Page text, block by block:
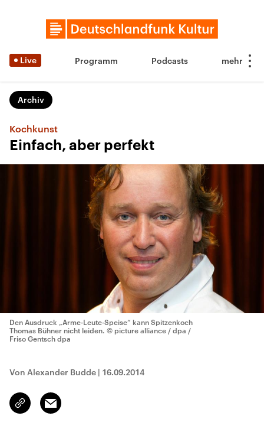
Live Programm Podcasts
Archiv
Kochkunst
Einfach, aber perfekt
Den Ausdruck „Arme-Leute-Speise“ kann Spitzenkoch
Thomas Bühner nicht leiden. © picture alliance / dpa /
Friso Gentsch dpa
Von Alexander Budde | 16.09.2014
Link
kopieren/teilen
Email